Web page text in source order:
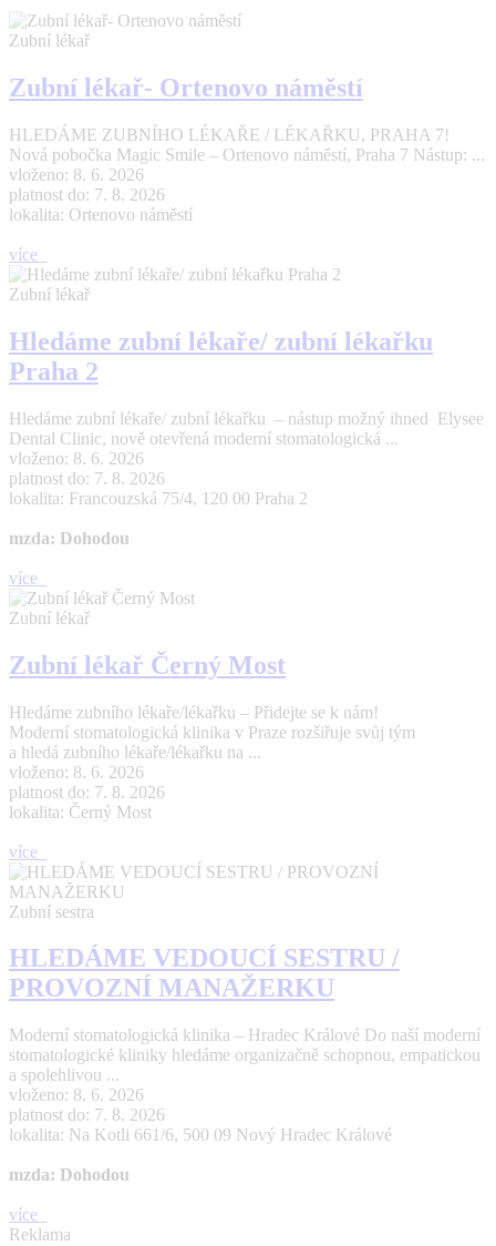
Zubní lékař
Zubní lékař- Ortenovo náměstí
HLEDÁME ZUBNÍHO LÉKAŘE / LÉKAŘKU, PRAHA 7!
Nová pobočka Magic Smile – Ortenovo náměstí, Praha 7 Nástup: ...
vloženo: 8. 6. 2026
platnost do: 7. 8. 2026
lokalita: Ortenovo náměstí
více
Zubní lékař
Hledáme zubní lékaře/ zubní lékařku
Praha 2
Hledáme zubní lékaře/ zubní lékařku – nástup možný ihned Elysee
Dental Clinic, nově otevřená moderní stomatologická ...
vloženo: 8. 6. 2026
platnost do: 7. 8. 2026
lokalita: Francouzská 75/4, 120 00 Praha 2
mzda: Dohodou
více
Zubní lékař
Zubní lékař Černý Most
Hledáme zubního lékaře/lékařku – Přidejte se k nám!
Moderní stomatologická klinika v Praze rozšiřuje svůj tým
a hledá zubního lékaře/lékařku na ...
vloženo: 8. 6. 2026
platnost do: 7. 8. 2026
lokalita: Černý Most
více
Zubní sestra
HLEDÁME VEDOUCÍ SESTRU /
PROVOZNÍ MANAŽERKU
Moderní stomatologická klinika – Hradec Králové Do naší moderní
stomatologické kliniky hledáme organizačně schopnou, empatickou
a spolehlivou ...
vloženo: 8. 6. 2026
platnost do: 7. 8. 2026
lokalita: Na Kotli 661/6, 500 09 Nový Hradec Králové
mzda: Dohodou
více
Reklama